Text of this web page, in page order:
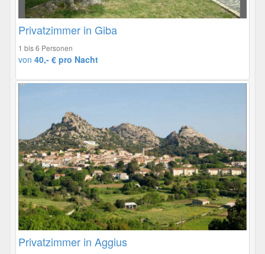
Privatzimmer in Giba
1 bis 6 Personen
von 40,- € pro Nacht
Privatzimmer in Aggius